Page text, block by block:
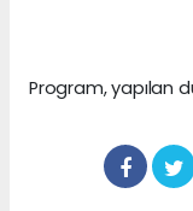
Program, yapılan